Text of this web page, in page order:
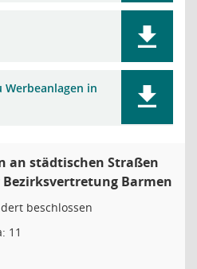
Werbeanlagen in
an städtischen Straßen
Bezirksvertretung Barmen
beschlossen
11